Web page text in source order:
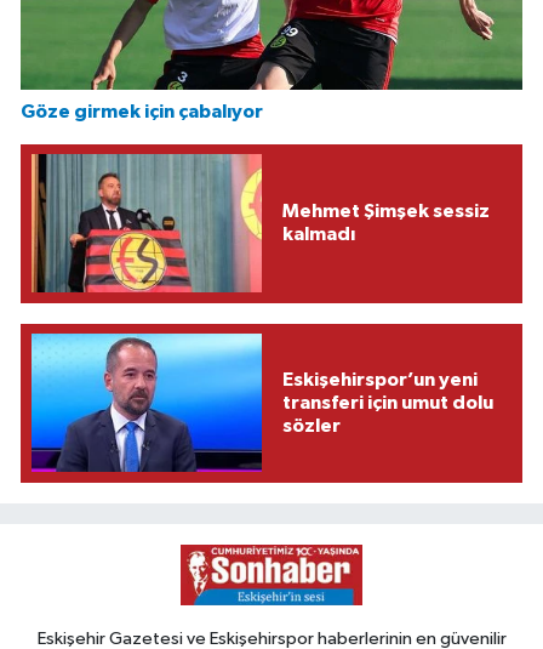
Göze girmek için çabalıyor
Mehmet Şimşek sessiz
kalmadı
Eskişehirspor’un yeni
transferi için umut dolu
sözler
Eskişehir Gazetesi ve Eskişehirspor haberlerinin en güvenilir